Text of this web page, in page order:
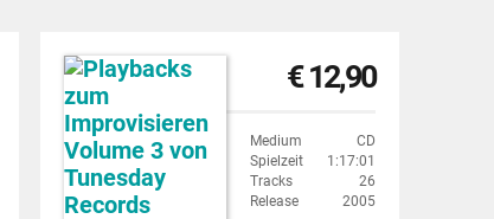
€ 12,90
Medium
CD
Spielzeit
1:17:01
Tracks
26
Release
2005